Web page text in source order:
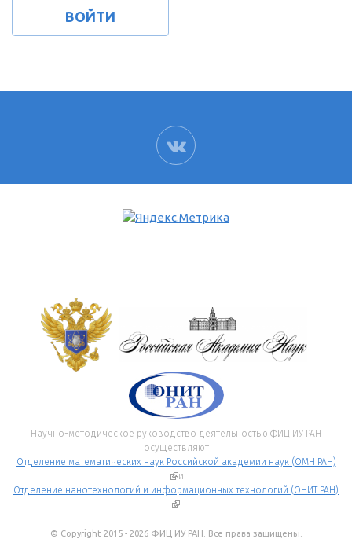
ВК
Научно-методическое руководство деятельностью ФИЦ ИУ РАН
осуществляют
Отделение математических наук Российской академии наук (ОМН РАН)
(внешняя ссылка)
и
Отделение нанотехнологий и информационных технологий (ОНИТ РАН)
(внешняя ссылка)
.
© Copyright 2015 - 2026 ФИЦ ИУ РАН. Все права защищены.